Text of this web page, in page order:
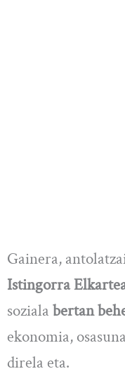
Gainera,
Istingorra
soziala bertan
ekonomia,
direla eta.